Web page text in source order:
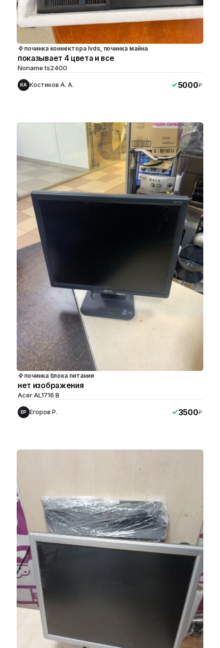
починка коннектора lvds, починка майна
показывает 4 цвета и все
Noname ts2400
КА Костиков А. А. 5000₽
починка блока питания
нет изображения
Acer AL1716 B
ЕР Егоров Р. 3500₽